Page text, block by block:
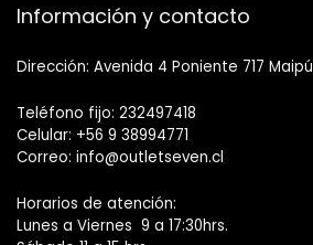
Información y contacto
Dirección: Avenida 4 Poniente 717 Maipú
Teléfono fijo: 232497418
Celular: +56 9 38994771
Correo: info@outletseven.cl
Horarios de atención:
Lunes a Viernes 9 a 17:30hrs.